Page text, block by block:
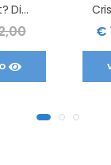
Impresa E Societ? Di Persone I 6ed.
€